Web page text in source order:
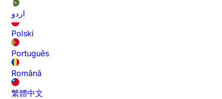
اردو
Polski
Português
Română
繁體中文